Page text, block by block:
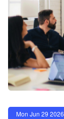
Mon Jun 29 2026